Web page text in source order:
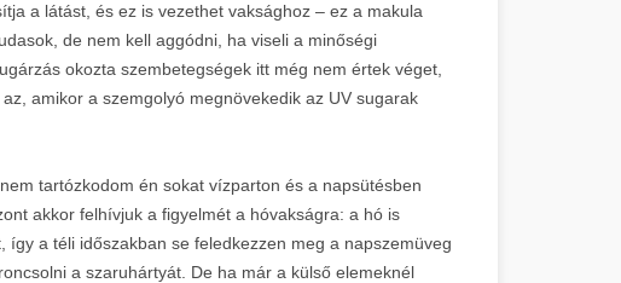
a látást, és ez is vezethet vaksághoz – ez a makula
de nem kell aggódni, ha viseli a minőségi
okozta szembetegségek itt még nem értek véget,
amikor a szemgolyó megnövekedik az UV sugarak
tartózkodom én sokat vízparton és a napsütésben
akkor felhívjuk a figyelmét a hóvakságra: a hó is
a téli időszakban se feledkezzen meg a napszemüveg
a szaruhártyát. De ha már a külső elemeknél